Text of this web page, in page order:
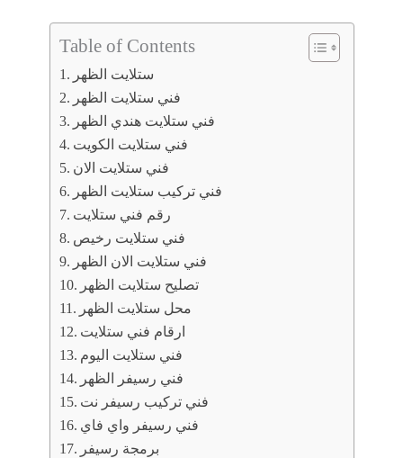
Table of Contents
ستلايت الظهر
فني ستلايت الظهر
فني ستلايت هندي الظهر
فني ستلايت الكويت
فني ستلايت الان
فني تركيب ستلايت الظهر
رقم فني ستلايت
فني ستلايت رخيص
فني ستلايت الان الظهر
تصليح ستلايت الظهر
محل ستلايت الظهر
ارقام فني ستلايت
فني ستلايت اليوم
فني رسيفر الظهر
فني تركيب رسيفر نت
فني رسيفر واي فاي
برمجة رسيفر